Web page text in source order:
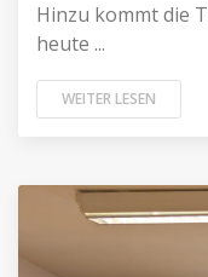
Hinzu kommt die
heute ...
WEITER LESEN